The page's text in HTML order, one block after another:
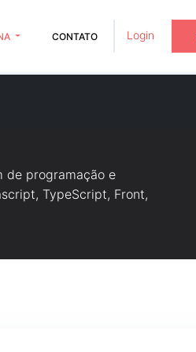
CONTATO Login
de programação e
TypeScript, Front,